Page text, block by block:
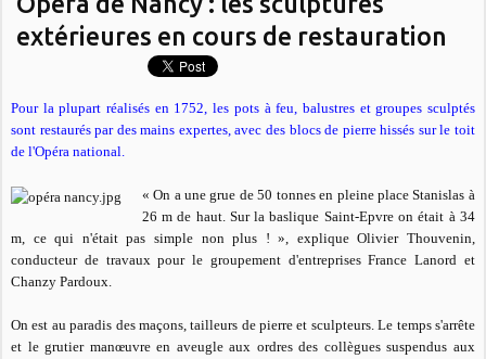
extérieures en cours de restauration
Pour la plupart réalisés en 1752, les pots à feu, balustres et groupes sculptés
sont restaurés par des mains expertes, avec des blocs de pierre hissés sur le toit
de l'Opéra national.
«On a une grue de 50 tonnes en pleine place Stanislas à
26 m de haut. Sur la baslique Saint-Epvre on était à 34
m, ce qui n'était pas simple non plus ! », explique Olivier Thouvenin,
conducteur de travaux pour le groupement d'entreprises France Lanord et
Chanzy Pardoux.
On est au paradis des maçons, tailleurs de pierre et sculpteurs. Le temps s'arrête
et le grutier manœuvre en aveugle aux ordres des collègues suspendus aux